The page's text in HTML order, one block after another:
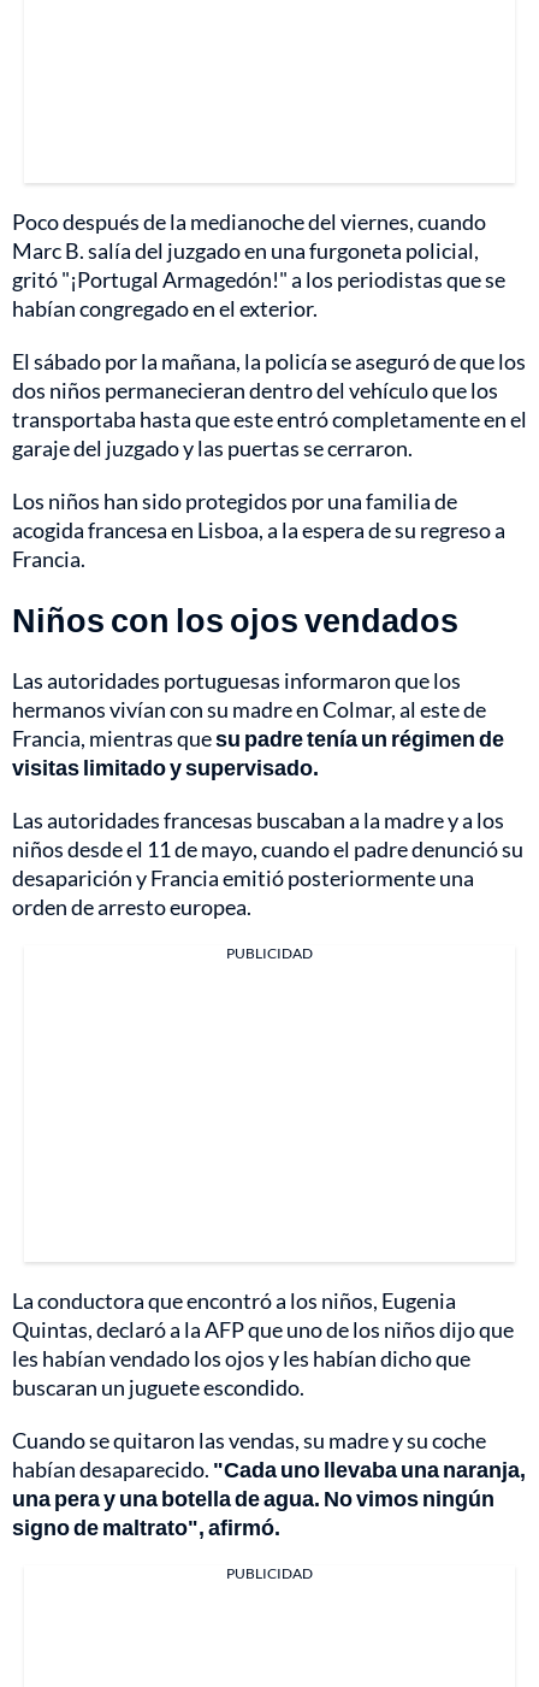
Poco después de la medianoche del viernes, cuando
Marc B. salía del juzgado en una furgoneta policial,
gritó "¡Portugal Armagedón!" a los periodistas que se
habían congregado en el exterior.
El sábado por la mañana, la policía se aseguró de que los
dos niños permanecieran dentro del vehículo que los
transportaba hasta que este entró completamente en el
garaje del juzgado y las puertas se cerraron.
Los niños han sido protegidos por una familia de
acogida francesa en Lisboa, a la espera de su regreso a
Francia.
Niños con los ojos vendados
Las autoridades portuguesas informaron que los
hermanos vivían con su madre en Colmar, al este de
Francia, mientras quesu padre tenía un régimen de
visitas limitado y supervisado.
Las autoridades francesas buscaban a la madre y a los
niños desde el 11 de mayo, cuando el padre denunció su
desaparición y Francia emitió posteriormente una
orden de arresto europea.
PUBLICIDAD
La conductora que encontró a los niños, Eugenia
Quintas, declaró a la AFP que uno de los niños dijo que
les habían vendado los ojos y les habían dicho que
buscaran un juguete escondido.
Cuando se quitaron las vendas, su madre y su coche
habían desaparecido. "Cada uno llevaba una naranja,
una pera y una botella de agua. No vimos ningún
signo de maltrato", afirmó.
PUBLICIDAD